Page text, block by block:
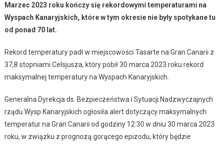
Marzec 2023 roku kończy się rekordowymi temperaturami na
Wyspach Kanaryjskich, które w tym okresie nie były spotykane tu
od ponad 70 lat.
Rekord temperatury padł w miejscowości Tasarte na Gran Canarii z
37,8 stopniami Celsjusza, który pobił 30 marca 2023 roku rekord
maksymalnej temperatury na Wyspach Kanaryjskich.
Generalna Dyrekcja ds. Bezpieczeństwa i Sytuacji Nadzwyczajnych
rządu Wysp Kanaryjskich ogłosiła alert dotyczący maksymalnych
temperatur na Gran Canarii od godziny 12:30 w dniu 30 marca 2023
roku, w związku z prognozą gorącego epizodu, który będzie